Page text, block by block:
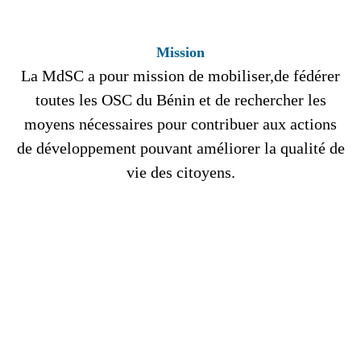
Mission
La MdSC a pour mission de mobiliser,de fédérer
toutes les OSC du Bénin et de rechercher les
moyens nécessaires pour contribuer aux actions
de développement pouvant améliorer la qualité de
vie des citoyens.